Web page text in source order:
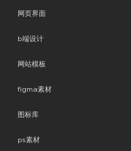
网页界面
b端设计
网站模板
figma素材
图标库
ps素材